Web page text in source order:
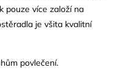
pouze více založí na
je všita kvalitní
povlečení.